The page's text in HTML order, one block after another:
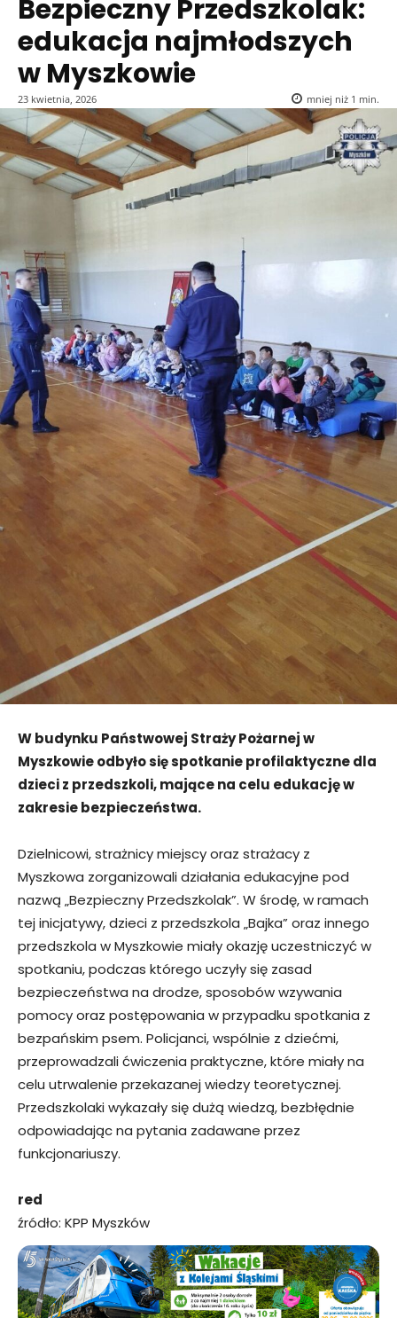
Bezpieczny Przedszkolak:
edukacja najmłodszych
w Myszkowie
23 kwietnia, 2026 mniej niż 1 min.
W budynku Państwowej Straży Pożarnej w
Myszkowie odbyło się spotkanie profilaktyczne dla
dzieci z przedszkoli, mające na celu edukację w
zakresie bezpieczeństwa.
Dzielnicowi, strażnicy miejscy oraz strażacy z
Myszkowa zorganizowali działania edukacyjne pod
nazwą „Bezpieczny Przedszkolak”. W środę, w ramach
tej inicjatywy, dzieci z przedszkola „Bajka” oraz innego
przedszkola w Myszkowie miały okazję uczestniczyć w
spotkaniu, podczas którego uczyły się zasad
bezpieczeństwa na drodze, sposobów wzywania
pomocy oraz postępowania w przypadku spotkania z
bezpańskim psem. Policjanci, wspólnie z dziećmi,
przeprowadzali ćwiczenia praktyczne, które miały na
celu utrwalenie przekazanej wiedzy teoretycznej.
Przedszkolaki wykazały się dużą wiedzą, bezbłędnie
odpowiadając na pytania zadawane przez
funkcjonariuszy.
red
źródło: KPP Myszków